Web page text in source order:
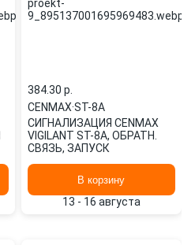
384.30 p.
CENMAX·ST-8A
СИГНАЛИЗАЦИЯ CENMAX
VIGILANT ST-8A, ОБРАТН.
СВЯЗЬ, ЗАПУСК
В корзину
13 - 16 августа